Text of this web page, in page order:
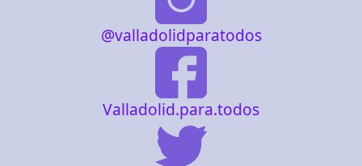
@valladolidparatodos
Valladolid.para.todos